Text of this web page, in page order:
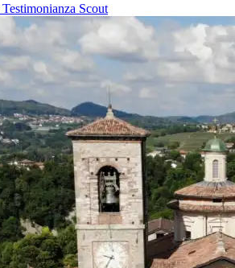
Testimonianza Scout